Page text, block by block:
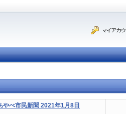
やべ市民新聞 2021年1月8日